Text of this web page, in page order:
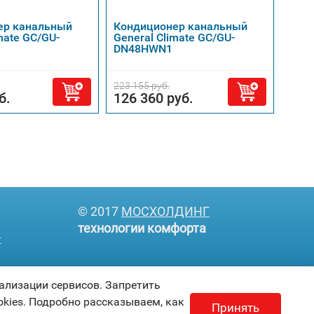
канальный
GC/GU-
Кондиционер канальный
General Climate GC/GU-
DN48HWN1
223 155 руб.
126 360 руб.
© 2017 МОСХОЛДИНГ
технологии комфорта
сервисов. Запретить
Подробно рассказываем, как
Принять